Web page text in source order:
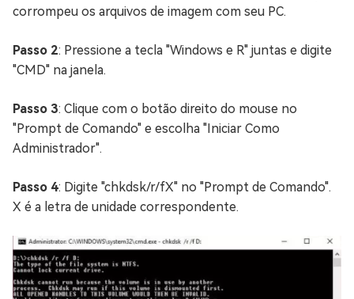
corrompeu os arquivos de imagem com seu PC.
Passo 2: Pressione a tecla "Windows e R" juntas e digite
"CMD" na janela.
Passo 3: Clique com o botão direito do mouse no
"Prompt de Comando" e escolha "Iniciar Como
Administrador".
Passo 4: Digite "chkdsk/r/fX" no "Prompt de Comando".
X é a letra de unidade correspondente.